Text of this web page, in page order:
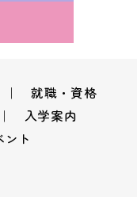
就職・資格
入学案内
ト